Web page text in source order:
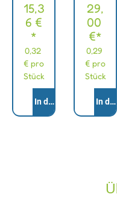
0,32
€ pro
Stück
15,3
6 €
*
In den Warenkorb
0,29
€ pro
Stück
29,
00
€*
In